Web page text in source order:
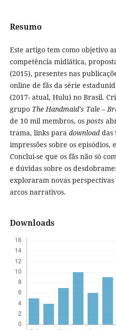
Resumo
Este artigo tem como objetivo
competência midiática,
(2015), presentes nas
online de fãs da série
(2017- atual, Hulu) no Brasil.
grupo The Handmaid's Tale –
de 10 mil membros, os posts
trama, links para downloaddas
impressões sobre os episódios,
Conclui-se que os fãs não só
e dúvidas sobre os
exploraram novas
arcos narrativos.
Downloads